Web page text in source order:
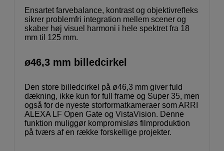
Ensartet farvebalance, kontrast og objektivrefleks
sikrer problemfri integration mellem scener og
skaber høj visuel harmoni i hele spektret fra 18
mm til 125 mm.
ø46,3 mm billedcirkel
Den store billedcirkel på ø46,3 mm giver fuld
dækning, ikke kun for full frame og Super 35, men
også for de nyeste storformatkameraer som ARRI
ALEXA LF Open Gate og VistaVision. Denne
funktion muliggør kompromisløs filmproduktion
på tværs af en række forskellige projekter.